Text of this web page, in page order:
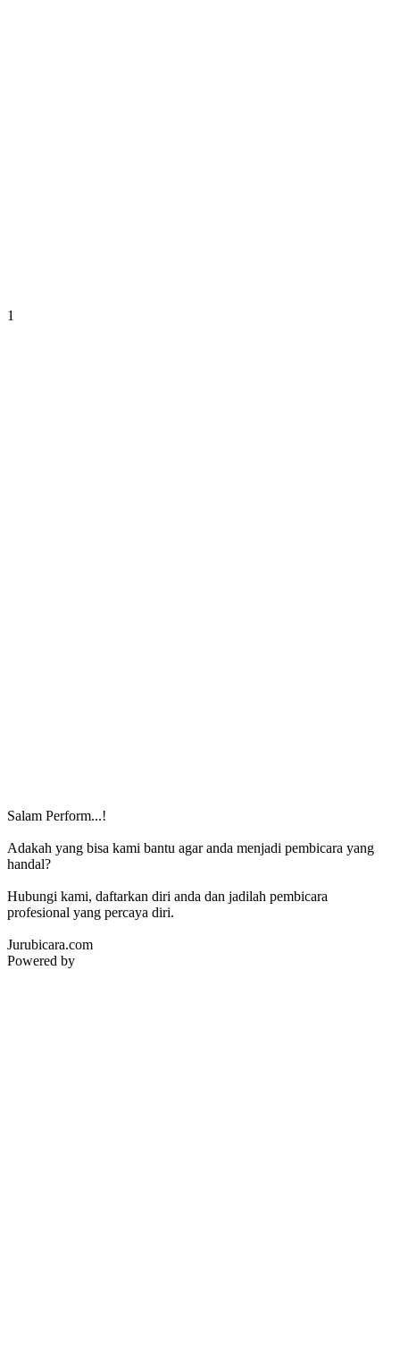
1
Salam Perform...!
Adakah yang bisa kami bantu agar anda menjadi pembicara yang
handal?
Hubungi kami, daftarkan diri anda dan jadilah pembicara
profesional yang percaya diri.
Jurubicara.com
Powered by